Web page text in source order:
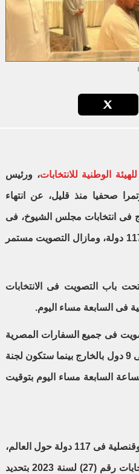
للهيئة الوطنية للانتخابات، ورئيس
صحفيا منذ قليل، عن انتهاء
فى انتخابات مجلس الشيوخ، فى
25 سفارة فى 20 دولة من أصل 136 سفارة فى 117 دولة، ومازال التصويت مستمر
باب التصويت فى الانتخابات
فى السابعة مساء اليوم.
فى جميع السفارات المصرية
بالخارج مشيرا إلى أنه هناك 13 سفارات مصرية فى 9 دول بالخارج بينما ستكون لجنة
السابعة مساء اليوم بتوقيت
وتجرى الانتخابات فى الخارج فى عدد 136 سفارة وقنصلية فى 117 دولة حول العالم،
والتى صدر قرار مجلس إدارة الهيئة الوطنية للانتخابات رقم (27) لسنة 2023 بتحديد